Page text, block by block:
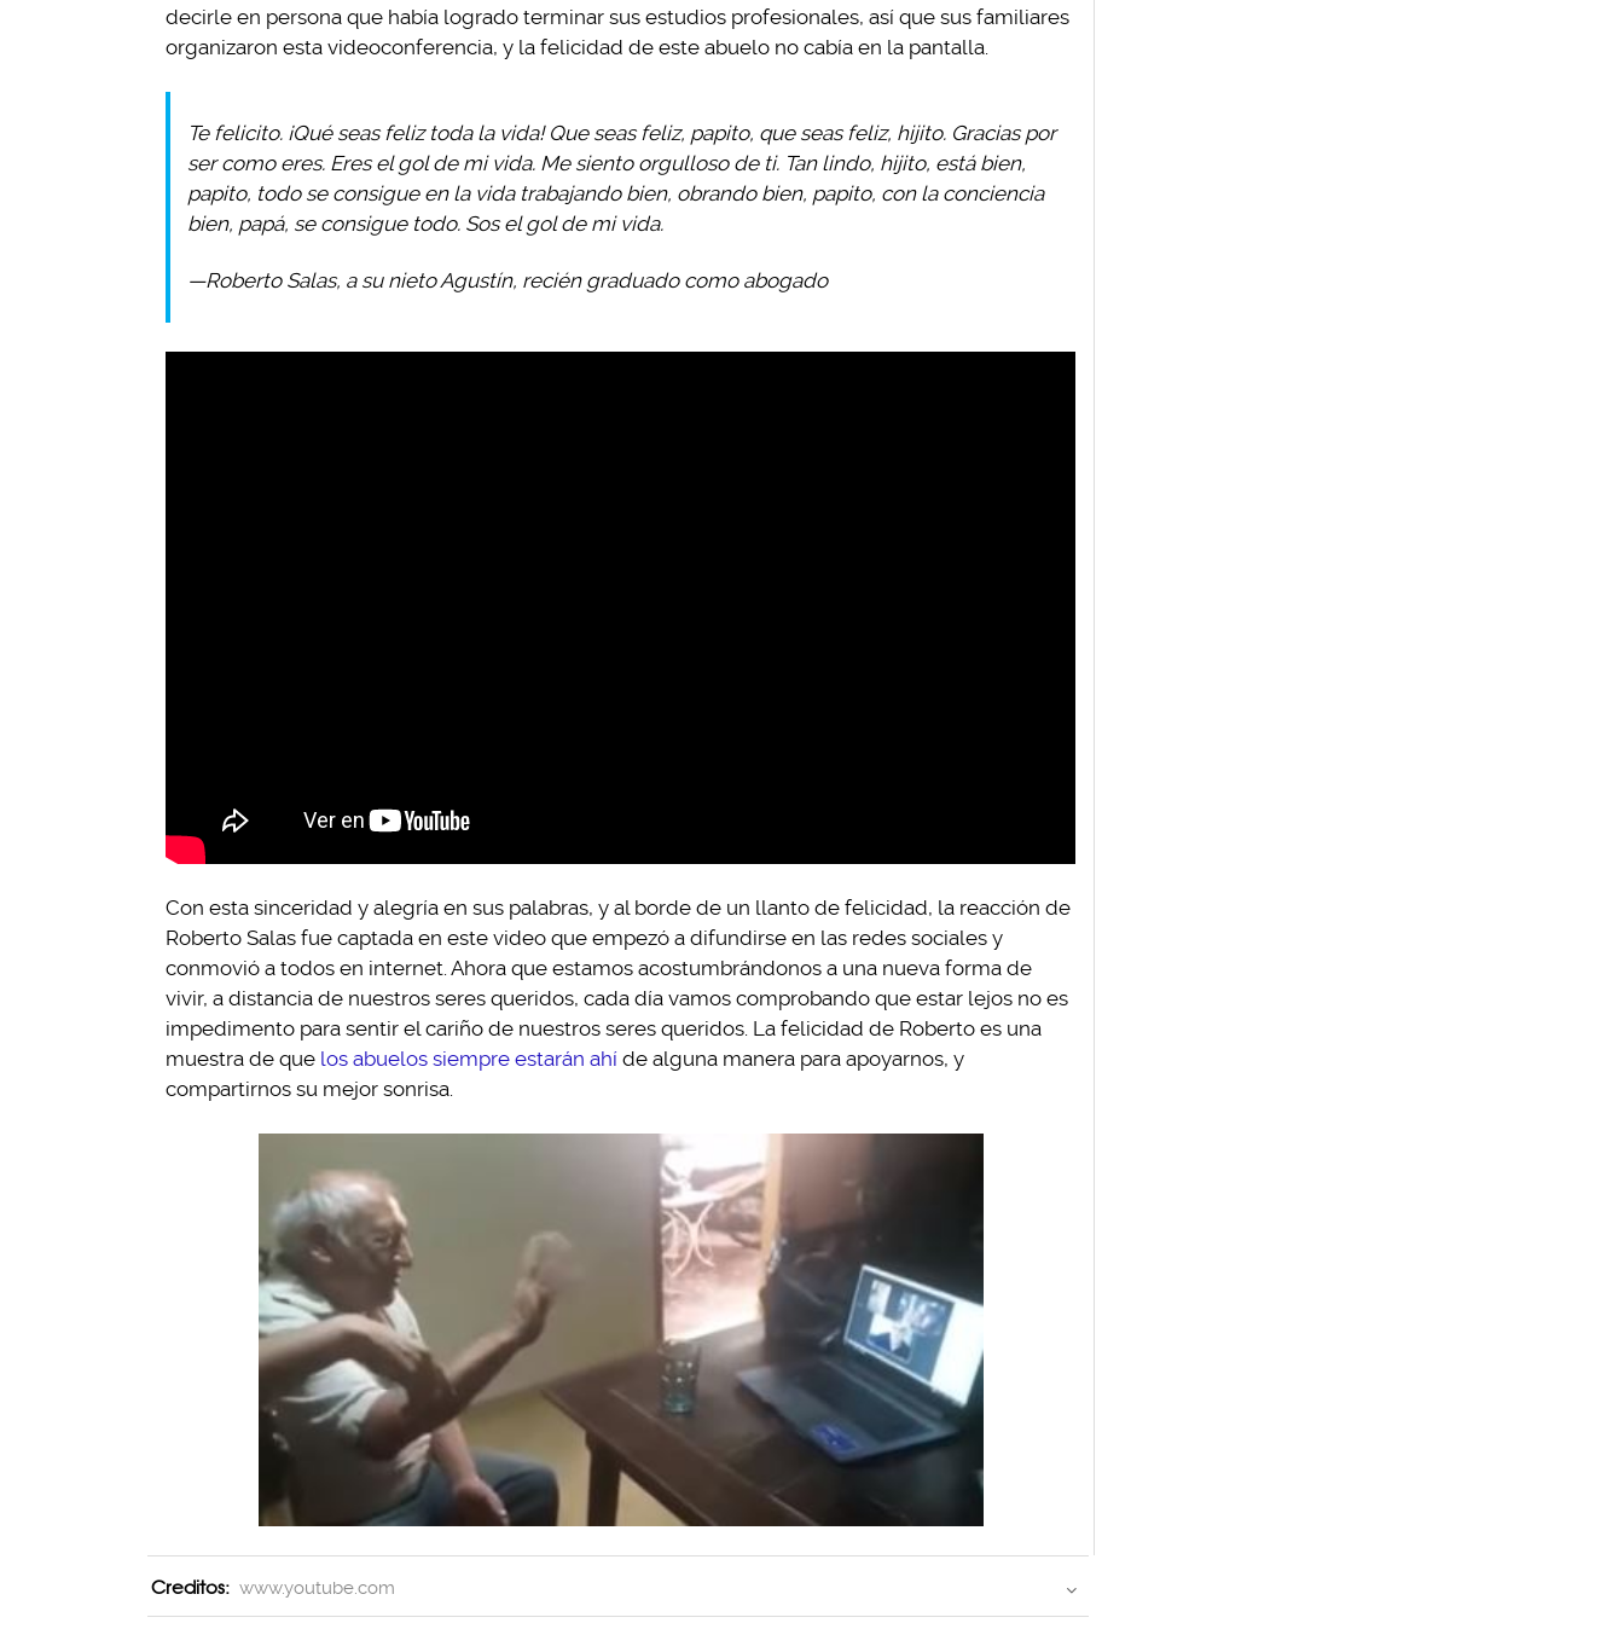
decirle en persona que había logrado terminar sus estudios profesionales, así que sus familiares
organizaron esta videoconferencia, y la felicidad de este abuelo no cabía en la pantalla.
Te felicito. ¡Qué seas feliz toda la vida! Que seas feliz, papito, que seas feliz, hijito. Gracias por
ser como eres. Eres el gol de mi vida. Me siento orgulloso de ti. Tan lindo, hijito, está bien,
papito, todo se consigue en la vida trabajando bien, obrando bien, papito, con la conciencia
bien, papá, se consigue todo. Sos el gol de mi vida.
—Roberto Salas, a su nieto Agustín, recién graduado como abogado
Con esta sinceridad y alegría en sus palabras, y al borde de un llanto de felicidad, la reacción de
Roberto Salas fue captada en este video que empezó a difundirse en las redes sociales y
conmovió a todos en internet. Ahora que estamos acostumbrándonos a una nueva forma de
vivir, a distancia de nuestros seres queridos, cada día vamos comprobando que estar lejos no es
impedimento para sentir el cariño de nuestros seres queridos. La felicidad de Roberto es una
muestra de que los abuelos siempre estarán ahí de alguna manera para apoyarnos, y
compartirnos su mejor sonrisa.
Creditos: www.youtube.com